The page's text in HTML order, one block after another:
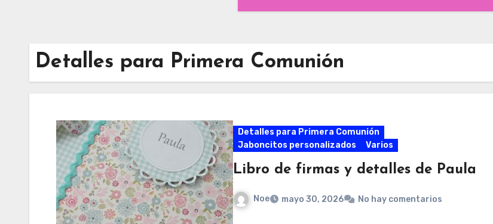
Detalles para Primera Comunión
Detalles para Primera Comunión
Jaboncitos personalizados
Varios
Libro de firmas y detalles de Paula
Noe mayo 30, 2026 No hay comentarios